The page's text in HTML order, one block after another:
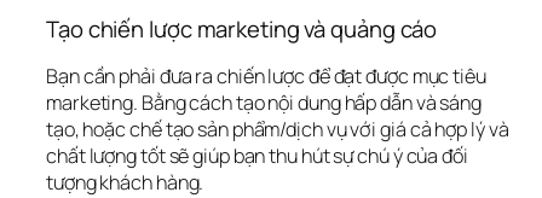
Tạo chiến lược marketing và quảng cáo
Bạn cần phải đưa ra chiến lược để đạt được mục tiêu
marketing. Bằng cách tạo nội dung hấp dẫn và sáng
tạo, hoặc chế tạo sản phẩm/dịch vụ với giá cả hợp lý và
chất lượng tốt sẽ giúp bạn thu hút sự chú ý của đối
tượng khách hàng.